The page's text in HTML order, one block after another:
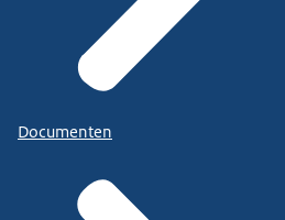
Documenten